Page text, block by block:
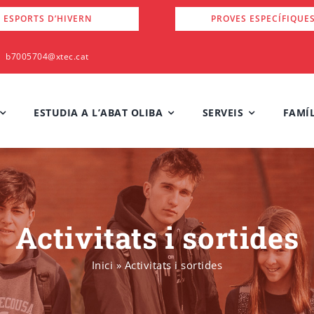
D’HIVERN PROVES
b7005704@xtec.cat
ESTUDIA A L’ABAT OLIBA SERVEIS
Activitats i sortides
Inici» Activitats i sortides